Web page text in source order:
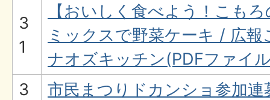
3
1
【おいしく食べよう！こも
ミックスで野菜ケーキ / 広
ナオズキッチン(PDFファイ
3
市民まつりドカンショ参加